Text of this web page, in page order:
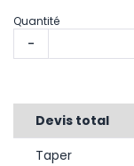
Quantité
-
Devis total
Taper